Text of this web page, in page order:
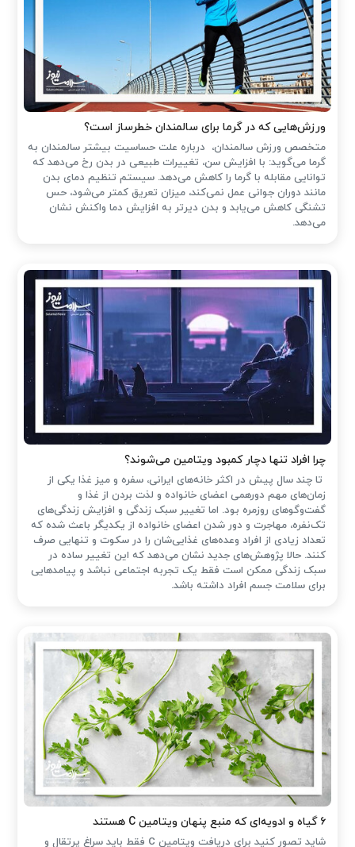
ورزش‌هایی که در گرما برای سالمندان خطرساز است؟
متخصص ورزش سالمندان، درباره علت حساسیت بیشتر سالمندان به
گرما می‌گوید: با افزایش سن، تغییرات طبیعی در بدن رخ می‌دهد که
توانایی مقابله با گرما را کاهش می‌دهد. سیستم تنظیم دمای بدن
مانند دوران جوانی عمل نمی‌کند، میزان تعریق کمتر می‌شود، حس
تشنگی کاهش می‌یابد و بدن دیرتر به افزایش دما واکنش نشان
می‌دهد.
چرا افراد تنها دچار کمبود ویتامین می‌شوند؟
تا چند سال پیش در اکثر خانه‌های ایرانی، سفره و میز غذا یکی از
زمان‌های مهم دورهمی اعضای خانواده و لذت بردن از غذا و
گفت‌وگوهای روزمره بود. اما تغییر سبک زندگی و افزایش زندگی‌های
تک‌نفره، مهاجرت و دور شدن اعضای خانواده از یکدیگر باعث شده که
تعداد زیادی از افراد وعده‌های غذایی‌شان را در سکوت و تنهایی صرف
کنند. حالا پژوهش‌های جدید نشان می‌دهد که این تغییر ساده در
سبک زندگی ممکن است فقط یک تجربه اجتماعی نباشد و پیامدهایی
برای سلامت جسم افراد داشته باشد.
۶ گیاه و ادویه‌ای که منبع پنهان ویتامین C هستند
شاید تصور کنید برای دریافت ویتامین C فقط باید سراغ پرتقال و